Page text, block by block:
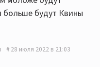
будут Квины
28 июля 2022 в 21:03